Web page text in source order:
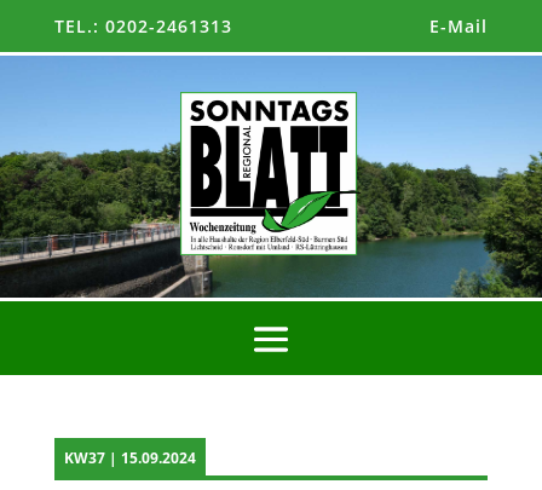
TEL.: 0202-2461313 E-Mail
KW37 | 15.09.2024